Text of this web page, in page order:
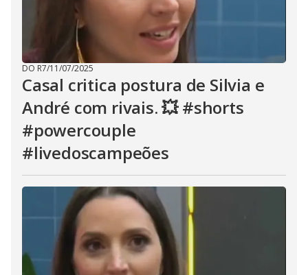
DO R7/11/07/2025
Casal critica postura de Silvia e
André com rivais. 💥 #shorts
#powercouple
#livedoscampeões